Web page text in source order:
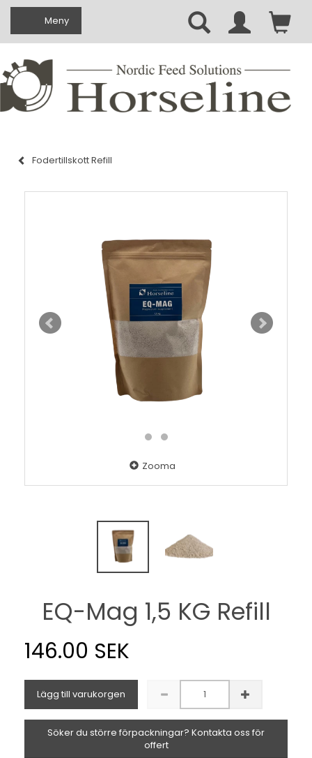
Ändra navigering
Meny
Fodertillskott Refill
Zooma
EQ-Mag 1,5 KG Refill
146.00 SEK
Lägg till varukorgen
Söker du större förpackningar? Kontakta oss för
offert